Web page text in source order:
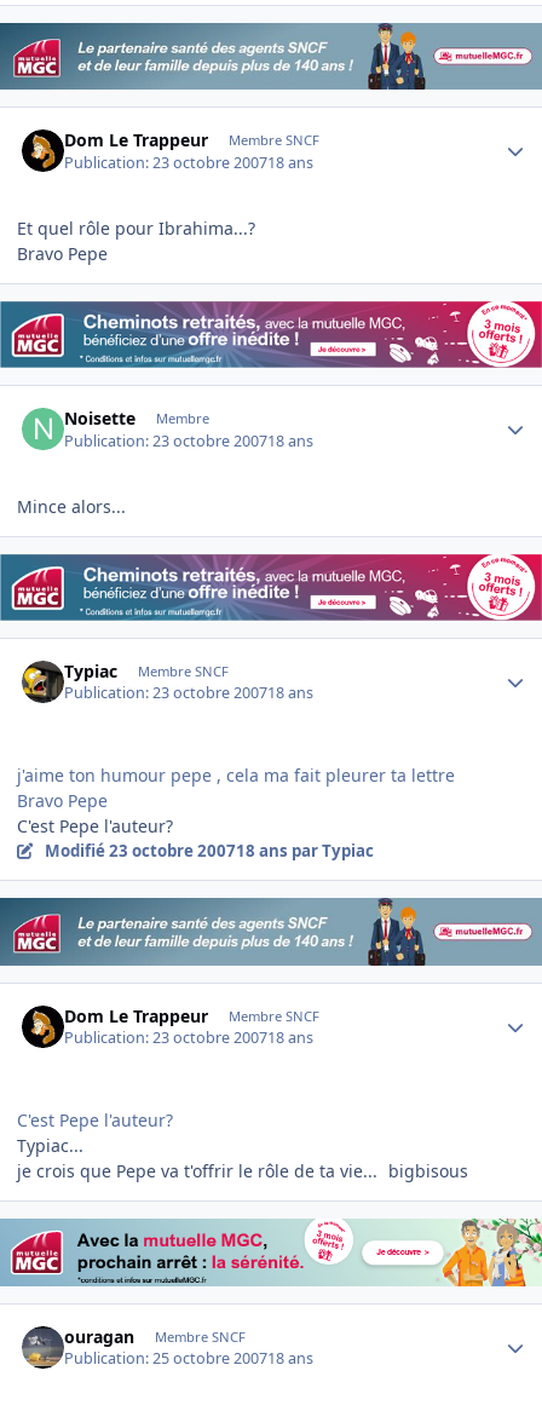
Dom Le Trappeur Membre SNCF
Publication:23 octobre 200718 ans
Et quel rôle pour Ibrahima...?
Bravo Pepe
Noisette Membre
Publication:23 octobre 200718 ans
Mince alors...
Typiac Membre SNCF
Publication:23 octobre 200718 ans
j'aime ton humour pepe , cela ma fait pleurer ta lettre
Bravo Pepe
C'est Pepe l'auteur?
Modifié23 octobre 200718 ans par Typiac
Dom Le Trappeur Membre SNCF
Publication:23 octobre 200718 ans
C'est Pepe l'auteur?
Typiac...
je crois que Pepe va t'offrir le rôle de ta vie... bigbisous
ouragan Membre SNCF
Publication:25 octobre 200718 ans